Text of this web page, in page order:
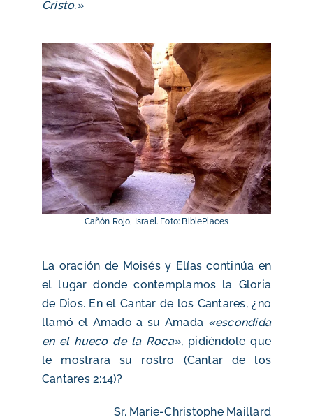
Cristo.»
Cañón Rojo, Israel. Foto: BiblePlaces
La oración de Moisés y Elías continúa en
el lugar donde contemplamos la Gloria
de Dios. En el Cantar de los Cantares, ¿no
llamó el Amado a su Amada «escondida
en el hueco de la Roca», pidiéndole que
le mostrara su rostro (Cantar de los
Cantares 2:14)?
Sr. Marie-Christophe Maillard